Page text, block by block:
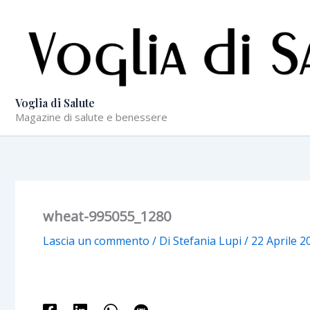
contenuto
Voglia di Salute
Magazine di salute e benessere
wheat-995055_1280
Lascia un commento / Di Stefania Lupi / 22 Aprile